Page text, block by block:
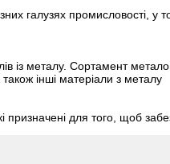
галузях промисловості, у
із металу. Сортамент
інші матеріали з металу
для того, щоб